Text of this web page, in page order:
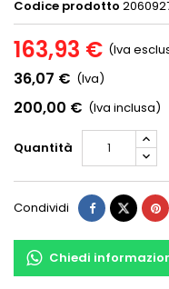
Codice prodotto
163,93 € (Iva
36,07 € (Iva)
200,00 € (Iva inclusa)
Quantità
Condividi
Chiedi